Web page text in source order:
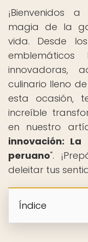
¡Bienvenidos a
magia de la
vida. Desde
innovadoras,
culinario lleno
esta ocasión,
increíble
en nuestro
innovación:
peruano".
deleitar tus
Índice